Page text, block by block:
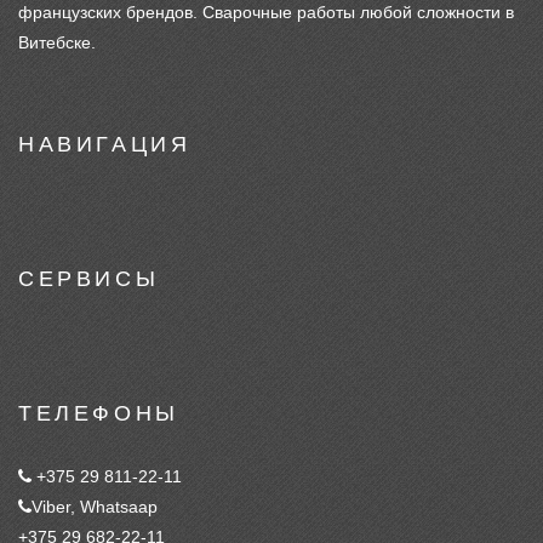
французских брендов. Сварочные работы любой сложности в
Витебске.
НАВИГАЦИЯ
СЕРВИСЫ
ТЕЛЕФОНЫ
+375 29 811-22-11
Viber, Whatsaap
+375 29 682-22-11